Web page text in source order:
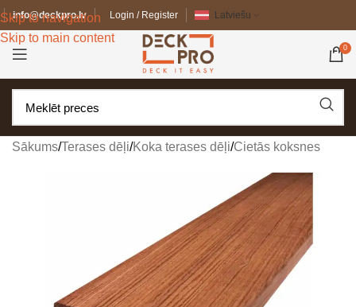
Skip to navigation
Skip to main content
info@deckpro.lv Login / Register Latviešu
0
Sākums/Terases dēļi/Koka terases dēļi/Cietās koksnes